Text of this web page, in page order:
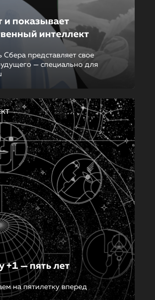
и показывает
интеллект
Сбера представляет свое
— специально для
+1 — пять лет
на пятилетку вперед